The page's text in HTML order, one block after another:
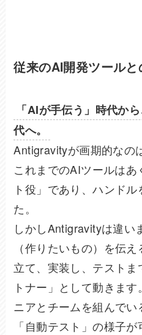
従来のAI開発ツールと
「AIが手伝う」時代か
代へ。
Antigravityが画期的なの
これまでのAIツールは
ト役」であり、ハンド
た。
しかしAntigravityは違い
（作りたいもの）を伝
立て、実装し、テスト
トナー」として動きま
ニアとチームを組んでい
「自動テスト」の様子